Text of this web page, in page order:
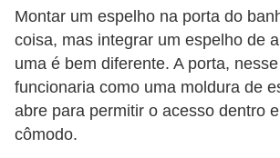
Montar um espelho na porta do
coisa, mas integrar um espelho de
uma é bem diferente. A porta,
funcionaria como uma moldura de
abre para permitir o acesso dentro
cômodo.